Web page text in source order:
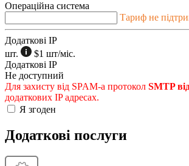
Операційна система
Тариф не
Додаткові IP
шт.
$1 шт/міс.
Додаткові IP
Не доступний
Для захисту від SPAM-а протокол SMTP
додаткових IP адресах.
Я згоден
Додаткові послуги